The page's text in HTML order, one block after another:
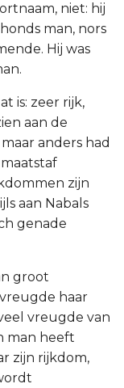
niet: hij
man, nors
Hij was
is: zeer rijk,
aan de
anders had
zijn
aan Nabals
genade
groot
haar
vreugde van
man heeft
zijn rijkdom,